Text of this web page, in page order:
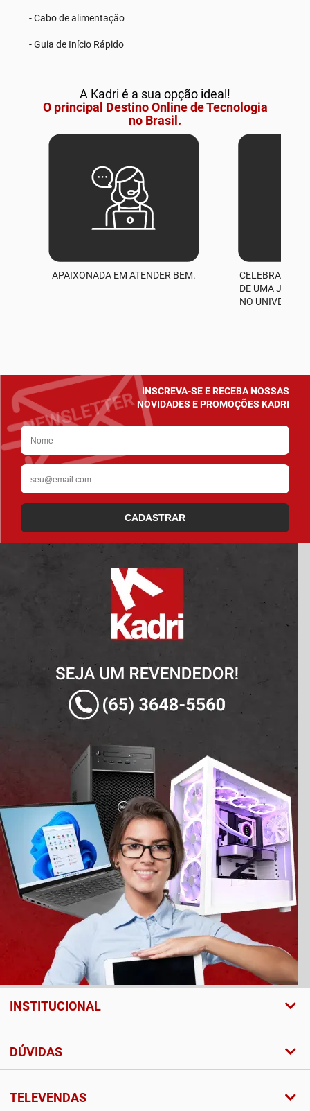
- Cabo de alimentação
- Guia de Início Rápido
A Kadri é a sua opção ideal!
O principal Destino Online de Tecnologia
no Brasil.
APAIXONADA EM ATENDER BEM.
CELEBRAMOS
DE UMA
NO UNIVERSO
INSCREVA-SE E RECEBA NOSSAS
NOVIDADES E PROMOÇÕES KADRI
CADASTRAR
INSTITUCIONAL
DÚVIDAS
TELEVENDAS